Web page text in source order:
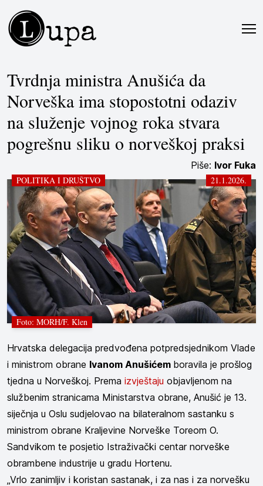
Lupa
Tvrdnja ministra Anušića da
Norveška ima stopostotni odaziv
na služenje vojnog roka stvara
pogrešnu sliku o norveškoj praksi
Piše: Ivor Fuka
POLITIKA I DRUŠTVO 21.1.2026.
Foto: MORH/F. Klen
Hrvatska delegacija predvođena potpredsjednikom Vlade
i ministrom obrane Ivanom Anušićem boravila je prošlog
tjedna u Norveškoj. Prema izvještaju objavljenom na
službenim stranicama Ministarstva obrane, Anušić je 13.
siječnja u Oslu sudjelovao na bilateralnom sastanku s
ministrom obrane Kraljevine Norveške Toreom O.
Sandvikom te posjetio Istraživački centar norveške
obrambene industrije u gradu Hortenu.
„Vrlo zanimljiv i koristan sastanak, i za nas i za norvešku